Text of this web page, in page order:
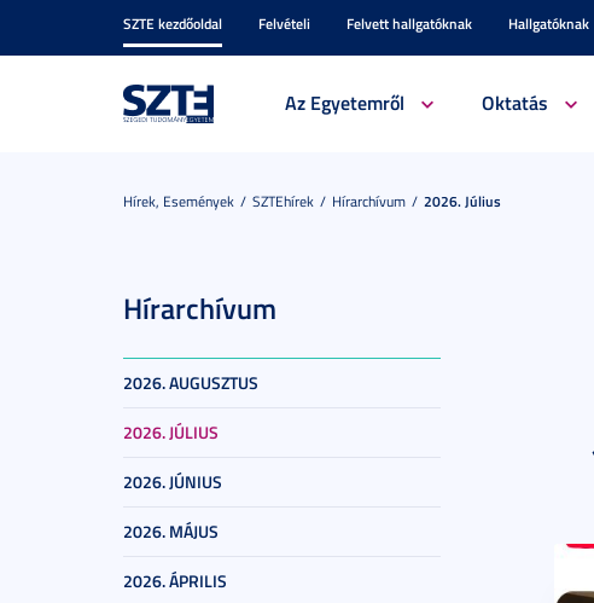
SZTE kezdőoldal Felvételi Felvett hallgatóknak Hallgatóknak
Az Egyetemről Oktatás
Hírek, Események SZTEhírek Hírarchívum 2026. Július
Hírarchívum
2026. AUGUSZTUS
2026. JÚLIUS
2026. JÚNIUS
2026. MÁJUS
2026. ÁPRILIS